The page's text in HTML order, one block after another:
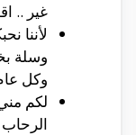
غير ..
لأننا
وسلة
وكل
لكم